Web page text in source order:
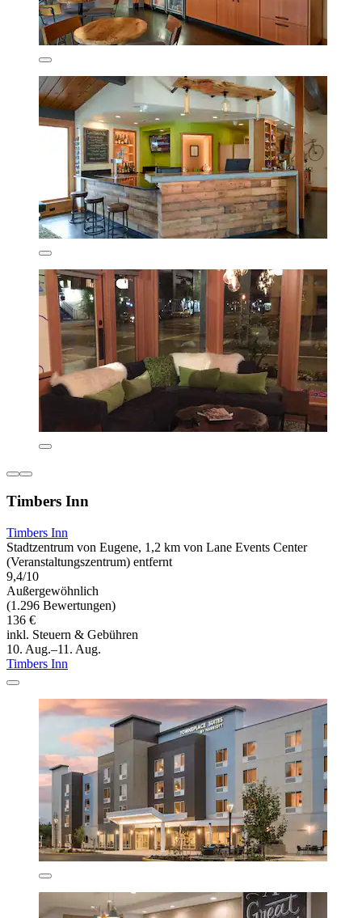
Timbers Inn
Timbers Inn
Stadtzentrum von Eugene, 1,2 km von Lane Events Center
(Veranstaltungszentrum) entfernt
9,4/10
Außergewöhnlich
(1.296 Bewertungen)
136 €
inkl. Steuern & Gebühren
10. Aug.–11. Aug.
Timbers Inn